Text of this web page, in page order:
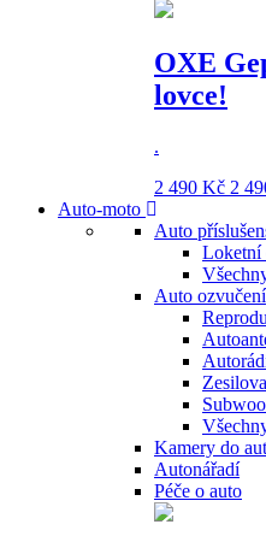
OXE
lovce!
.
2 490 Kč 2
Auto-moto
Auto
Loketní
Auto ozvučení
Kamery do
Autonářadí
Péče o auto